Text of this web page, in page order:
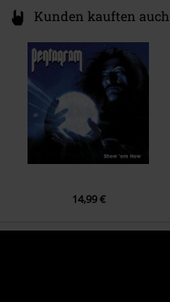
10.
Last Days Here
Kunden kauften auch
14,99 €